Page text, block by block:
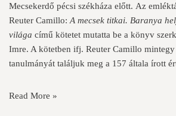
Mecsekerdő pécsi székháza előtt. Az
Reuter Camillo: A mecsek titkai. Baranya
világa című kötetet mutatta be a könyv
Imre. A kötetben ifj. Reuter Camillo
tanulmányát találjuk meg a 157 általa írott
Read More »